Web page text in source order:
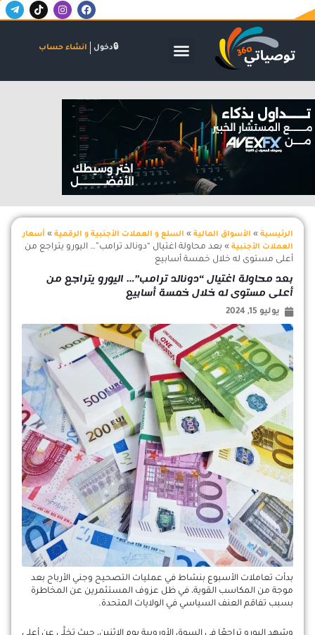
F
a
b
I
n
a
m
T
i
T
e
-
دخول انشاء حساب
الرئيسية » الأسواق المالية » السلع و العملات الأجنبية و الرقمية » أسعار
العملات الأجنبية » بعد محاولة اغتيال “دونالد ترامب”… اليورو يتراجع من
أعلى مستوى له خلال خمسة أسابيع
بعد محاولة اغتيال “دونالد ترامب”… اليورو يتراجع من
أعلى مستوى له خلال خمسة أسابيع
يوليو 15, 2024
بدأت تعاملات الأسبوع بنشاط في عمليات التصحيح وجني الأرباح بعد
موجة من المكاسب القوية، في ظل عزوف المستثمرين عن المخاطرة
بسبب تفاقم العنف السياسي في الولايات المتحدة.